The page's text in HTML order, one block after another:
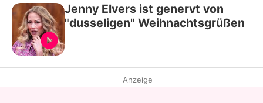
Jenny Elvers ist genervt von
"dusseligen" Weihnachtsgrüßen
Anzeige